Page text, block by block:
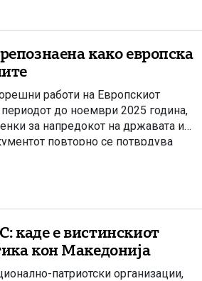
како европска
работи на Европскиот
до ноември 2025 година,
за напредокот на државата и
повторно се потврдува
Европската Унија врз основа на
каде е вистинскиот
кон Македонија
патриотски организации,